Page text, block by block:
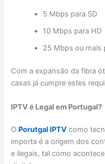
5 Mbps para SD
10 Mbps para HD
25 Mbps ou mais
Com a expansão da fibra
casas já cumpre estes
IPTV é Legal em Portugal?
O Porutgal IPTV como
importa é a origem dos
e ilegais, tal como